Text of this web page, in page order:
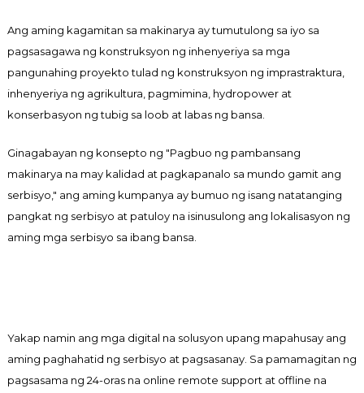
Ang aming kagamitan sa makinarya ay tumutulong sa iyo sa
pagsasagawa ng konstruksyon ng inhenyeriya sa mga
pangunahing proyekto tulad ng konstruksyon ng imprastraktura,
inhenyeriya ng agrikultura, pagmimina, hydropower at
konserbasyon ng tubig sa loob at labas ng bansa.
Ginagabayan ng konsepto ng "Pagbuo ng pambansang
makinarya na may kalidad at pagkapanalo sa mundo gamit ang
serbisyo," ang aming kumpanya ay bumuo ng isang natatanging
pangkat ng serbisyo at patuloy na isinusulong ang lokalisasyon ng
aming mga serbisyo sa ibang bansa.
Yakap namin ang mga digital na solusyon upang mapahusay ang
aming paghahatid ng serbisyo at pagsasanay. Sa pamamagitan ng
pagsasama ng 24-oras na online remote support at offline na